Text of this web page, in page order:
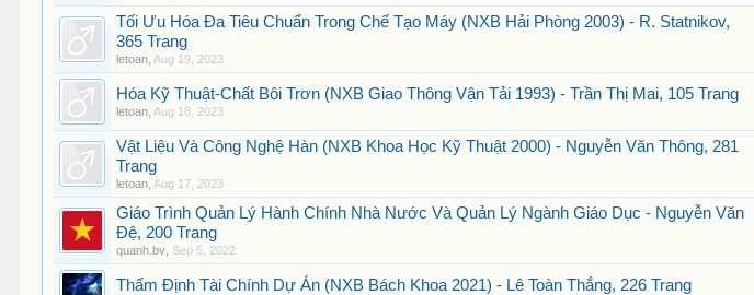
Tối Ưu Hóa Đa Tiêu Chuẩn Trong Chế Tạo Máy (NXB Hải Phòng 2003) - R. Statnikov,
365 Trang
letoan Aug 19, 2023
Hóa Kỹ Thuật-Chất Bôi Trơn (NXB Giao Thông Vận Tải 1993) - Trần Thị Mai, 105 Trang
letoan Aug 18, 2023
Vật Liệu Và Công Nghệ Hàn (NXB Khoa Học Kỹ Thuật 2000) - Nguyễn Văn Thông, 281
Trang
letoan Aug 17, 2023
Giáo Trình Quản Lý Hành Chính Nhà Nước Và Quản Lý Ngành Giáo Dục - Nguyễn Văn
Đệ, 200 Trang
quanh.bv Sep 5, 2022
Thẩm Định Tài Chính Dự Án (NXB Bách Khoa 2021) - Lê Toàn Thắng, 226 Trang